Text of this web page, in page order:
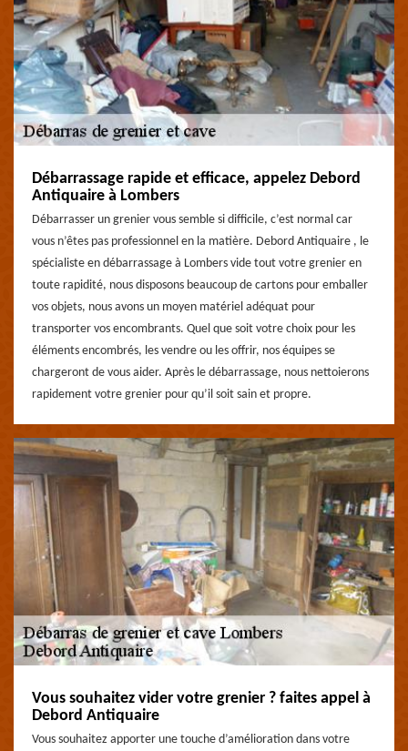
Débarrassage rapide et efficace, appelez Debord
Antiquaire à Lombers
Débarrasser un grenier vous semble si difficile, c’est normal car
vous n’êtes pas professionnel en la matière. Debord Antiquaire , le
spécialiste en débarrassage à Lombers vide tout votre grenier en
toute rapidité, nous disposons beaucoup de cartons pour emballer
vos objets, nous avons un moyen matériel adéquat pour
transporter vos encombrants. Quel que soit votre choix pour les
éléments encombrés, les vendre ou les offrir, nos équipes se
chargeront de vous aider. Après le débarrassage, nous nettoierons
rapidement votre grenier pour qu’il soit sain et propre.
Vous souhaitez vider votre grenier ? faites appel à
Debord Antiquaire
Vous souhaitez apporter une touche d’amélioration dans votre